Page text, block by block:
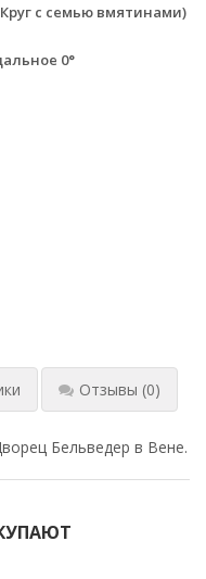
с семью вмятинами)
0°
Отзывы (0)
Бельведер в Вене.